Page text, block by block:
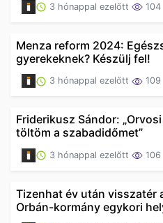
3 hónappal ezelőtt 104
Menza reform 2024:
gyerekeknek? Készülj fel!
3 hónappal ezelőtt 109
Friderikusz Sándor:
töltöm a szabadidőmet”
3 hónappal ezelőtt 106
Tizenhat év után visszatér
Orbán-kormány egykori